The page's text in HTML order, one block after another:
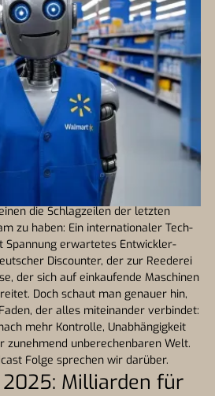
die Schlagzeilen der letzten
zu haben: Ein internationaler Tech-
Spannung erwartetes Entwickler-
Discounter, der zur Reederei
der sich auf einkaufende Maschinen
Doch schaut man genauer hin,
der alles miteinander verbindet:
mehr Kontrolle, Unabhängigkeit
zunehmend unberechenbaren Welt.
Folge sprechen wir darüber.
Milliarden für